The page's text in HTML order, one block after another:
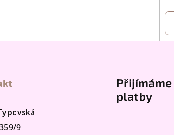
9
platby